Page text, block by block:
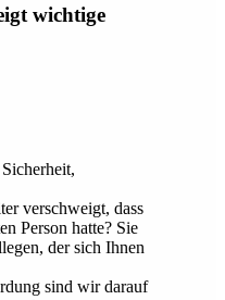
wichtige
verschweigt, dass
Person hatte? Sie
der sich Ihnen
sind wir darauf